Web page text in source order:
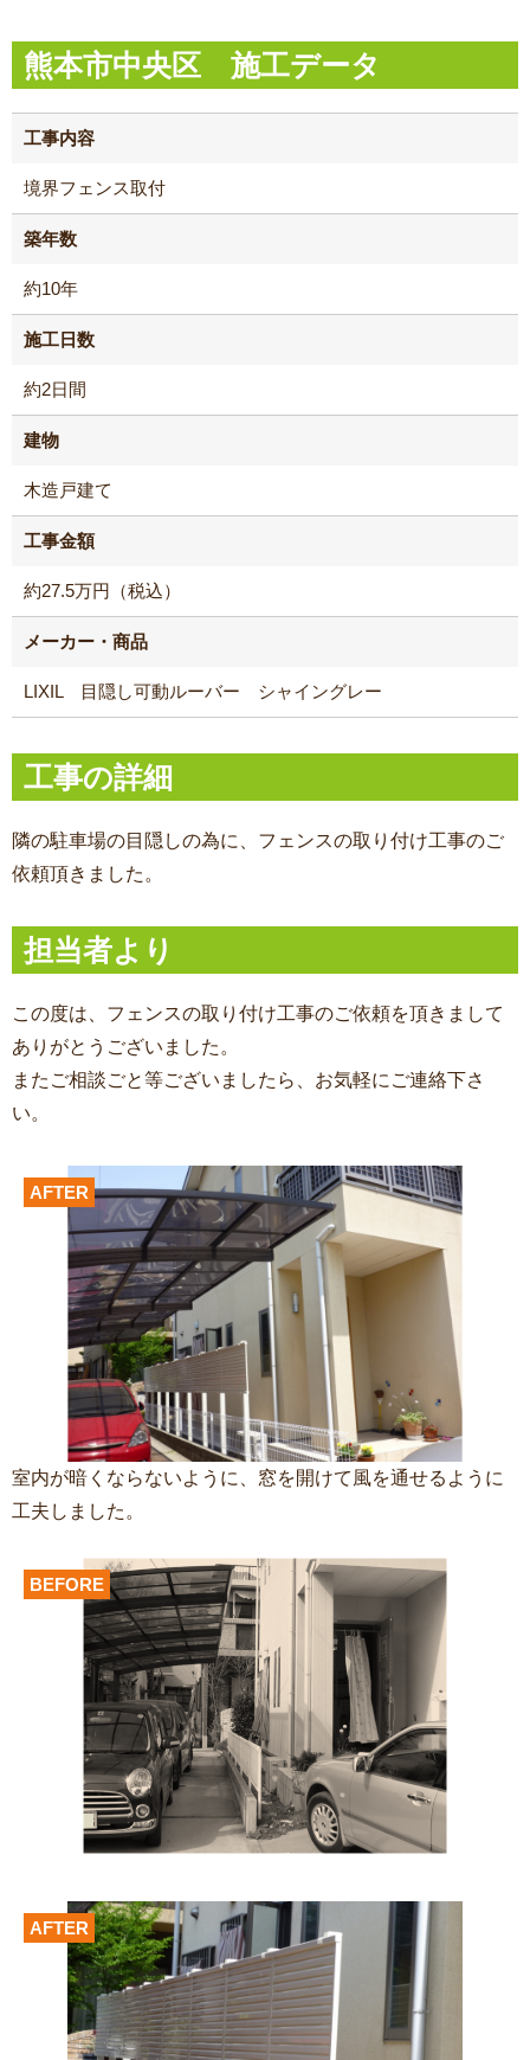
熊本市中央区 施工データ
工事内容
境界フェンス取付
築年数
約10年
施工日数
約2日間
建物
木造戸建て
工事金額
約27.5万円（税込）
メーカー・商品
LIXIL 目隠し可動ルーバー シャイングレー
工事の詳細
隣の駐車場の目隠しの為に、フェンスの取り付け工事のご
依頼頂きました。
担当者より
この度は、フェンスの取り付け工事のご依頼を頂きまして
ありがとうございました。
またご相談ごと等ございましたら、お気軽にご連絡下さ
い。
AFTER
室内が暗くならないように、窓を開けて風を通せるように
工夫しました。
BEFORE
AFTER